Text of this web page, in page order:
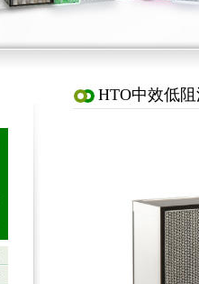
HTO中效低